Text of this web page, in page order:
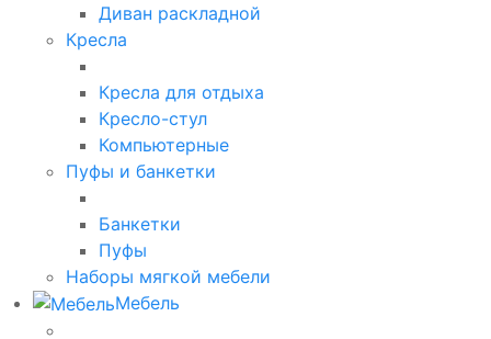
Диван раскладной
Кресла
Кресла для отдыха
Кресло-стул
Компьютерные
Пуфы и банкетки
Банкетки
Пуфы
Наборы мягкой мебели
Мебель